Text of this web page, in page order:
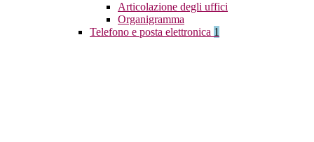
Articolazione degli uffici
Organigramma
Telefono e posta elettronica 1